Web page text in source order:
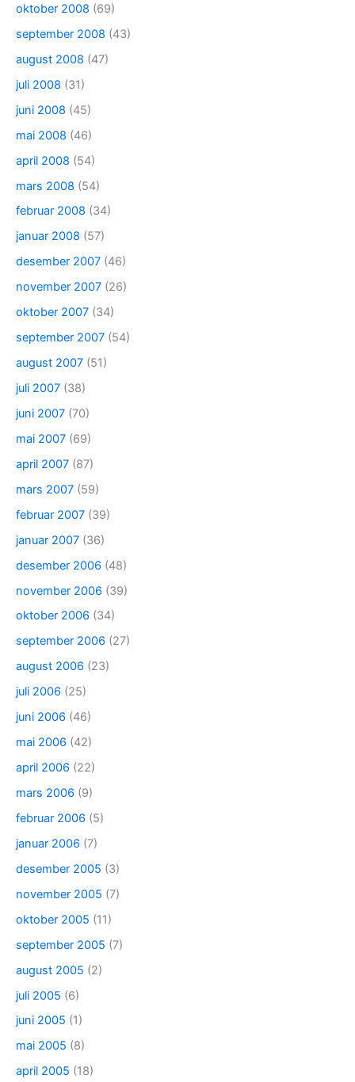
oktober 2008 (69)
september 2008 (43)
august 2008 (47)
juli 2008 (31)
juni 2008 (45)
mai 2008 (46)
april 2008 (54)
mars 2008 (54)
februar 2008 (34)
januar 2008 (57)
desember 2007 (46)
november 2007 (26)
oktober 2007 (34)
september 2007 (54)
august 2007 (51)
juli 2007 (38)
juni 2007 (70)
mai 2007 (69)
april 2007 (87)
mars 2007 (59)
februar 2007 (39)
januar 2007 (36)
desember 2006 (48)
november 2006 (39)
oktober 2006 (34)
september 2006 (27)
august 2006 (23)
juli 2006 (25)
juni 2006 (46)
mai 2006 (42)
april 2006 (22)
mars 2006 (9)
februar 2006 (5)
januar 2006 (7)
desember 2005 (3)
november 2005 (7)
oktober 2005 (11)
september 2005 (7)
august 2005 (2)
juli 2005 (6)
juni 2005 (1)
mai 2005 (8)
april 2005 (18)